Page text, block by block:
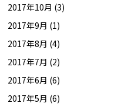
2017年10月 (3)
2017年9月 (1)
2017年8月 (4)
2017年7月 (2)
2017年6月 (6)
2017年5月 (6)